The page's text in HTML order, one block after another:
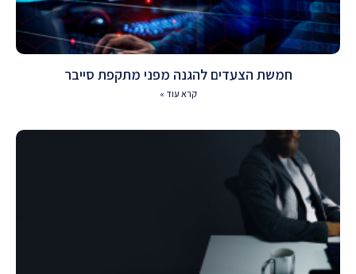
חמשת הצעדים להגנה מפני מתקפת סייבר
קרא עוד »